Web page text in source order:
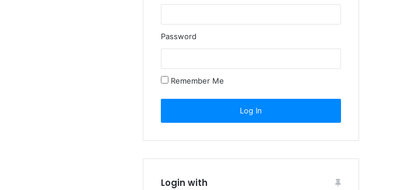
Password
Remember Me
Login with